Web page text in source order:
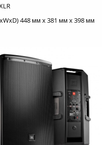
448 мм x 381 мм x 398 мм